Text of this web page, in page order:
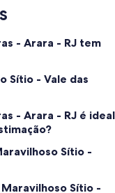
- Arara - RJ tem
Sítio - Vale das
- Arara - RJ é ideal
Sítio -
Sítio -